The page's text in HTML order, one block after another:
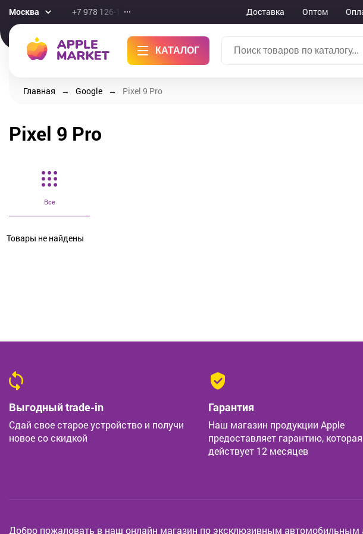
Москва +7 978 126-10-46 Доставка Оптом
КАТАЛОГ
Главная Google Pixel 9 Pro
Pixel 9 Pro
Все
Товары не найдены
Выгодный trade-in
Сдай свое старое устройство и получи
новое со скидкой
Гарантия
Наш магазин продукции Apple
предоставляет гарантию, которая
действует 12 месяцев
Добро пожаловать в наш онлайн магазин по эксклюзивным автомобильным